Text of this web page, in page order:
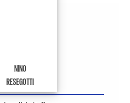
NINO
RESEGOTTI